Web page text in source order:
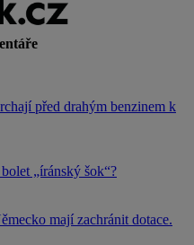
před drahým benzinem k
„íránský šok“?
mají zachránit dotace.